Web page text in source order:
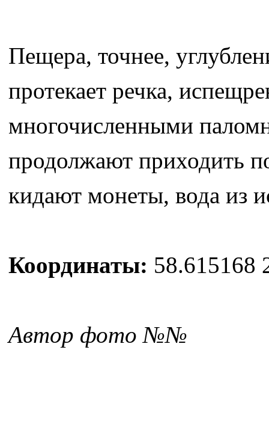
Пещера, точнее,
протекает речка,
многочисленными
продолжают приходить
кидают монеты, вода из
Координаты: 58.615168
Автор фото №№